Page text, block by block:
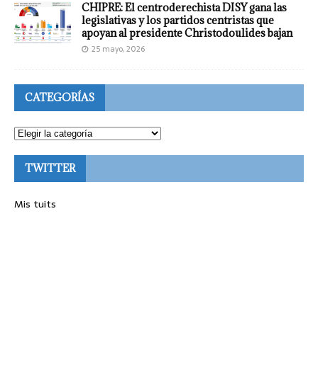
CHIPRE: El centroderechista DISY gana las
legislativas y los partidos centristas que
apoyan al presidente Christodoulides bajan
25 mayo, 2026
CATEGORÍAS
TWITTER
Mis tuits